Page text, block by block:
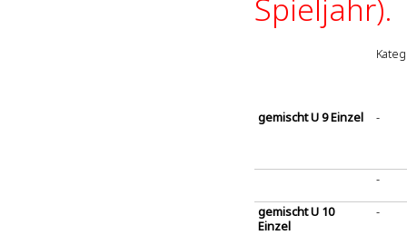
Spieljahr).
gemischt U 9 Einzel -
-
gemischt U 10
Einzel
-